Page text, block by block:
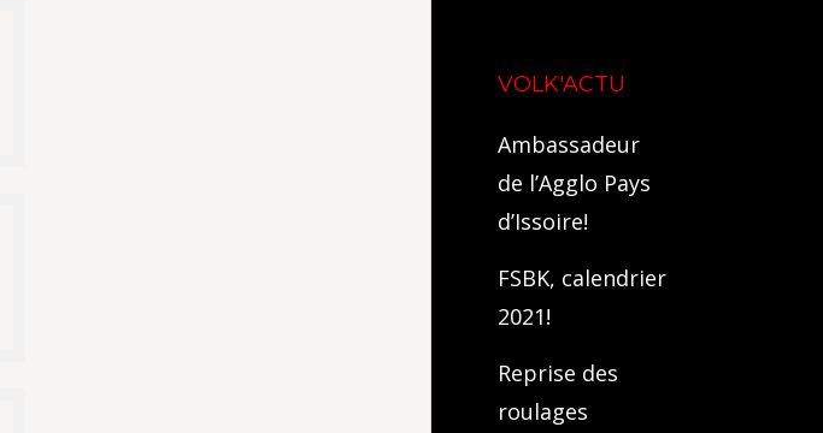
VOLK'ACTU
Ambassadeur
de l’Agglo Pays
d’Issoire!
FSBK, calendrier
2021!
Reprise des
roulages